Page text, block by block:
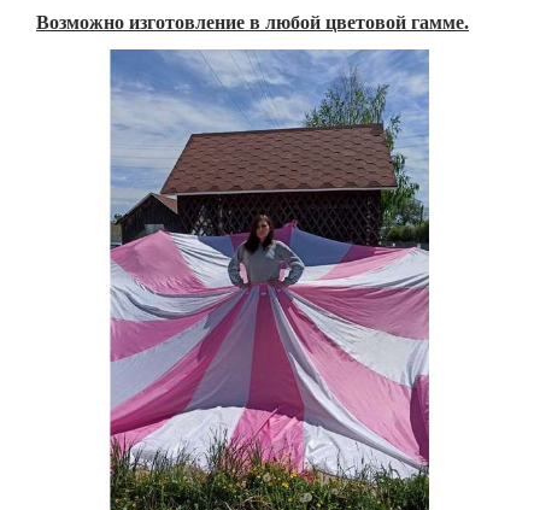
Возможно изготовление в любой цветовой гамме.